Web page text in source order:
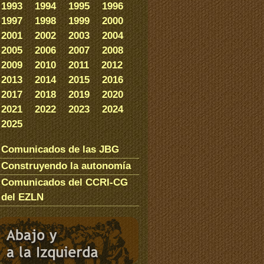
1993 1994 1995
1996
1997
1998 1999
2000
2001
2002 2003
2004
2005
2006 2007
2008
2009
2010 2011
2012
2013
2014 2015
2016
2017
2018 2019
2020
2021
2022 2023
2024
2025
Comunicados de las JBG
Construyendo la autonomía
Comunicados del CCRI-CG
del EZLN